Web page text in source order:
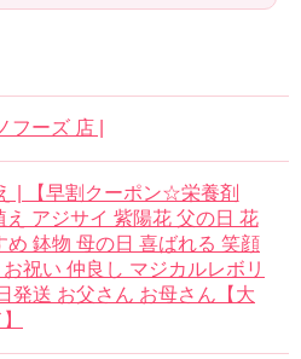
フーズ 店 |
| 【早割クーポン☆栄養剤
アジサイ 紫陽花 父の日 花
め 鉢物 母の日 喜ばれる 笑顔
祝い 仲良し マジカルレボリ
発送 お父さん お母さん【大